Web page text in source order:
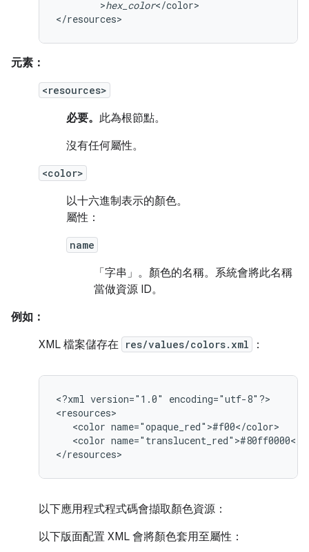
>hex_color</color>
</resources>
元素：
<resources>
必要。 此為根節點。
沒有任何屬性。
<color>
以十六進制表示的顏色。
屬性：
name
「字串」。 顏色的名稱。系統會將此名稱
當做資源 ID。
例如：
XML 檔案儲存在 res/values/colors.xml ：
<?xml version="1.0"
encoding="utf-8"?>
<color
<color name="translucent_red">#80ff0000</
</resources>
以下應用程式程式碼會擷取顏色資源：
以下版面配置 XML 會將顏色套用至屬性：